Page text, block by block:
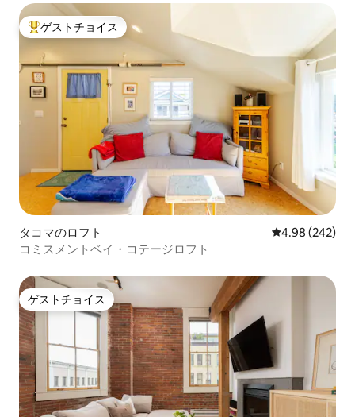
大好評のゲストチョイスです。
ゲストチョイス
タコマのロフト レビュー242
4.98 (242)
コミスメントベイ・コテージロフト
ゲストチョイス
ゲストチョイス